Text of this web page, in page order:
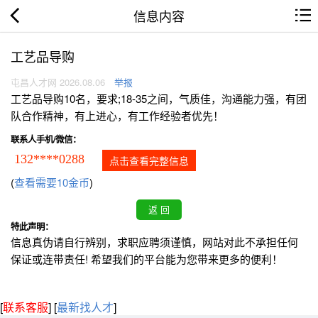
信息内容
工艺品导购
屯昌人才网 2026.08.06 举报
工艺品导购10名，要求;18-35之间，气质佳，沟通能力强，有团
队合作精神，有上进心，有工作经验者优先！
联系人手机/微信：
132****0288 点击查看完整信息
(查看需要10金币)
特此声明：
信息真伪请自行辨别，求职应聘须谨慎，网站对此不承担任何
保证或连带责任! 希望我们的平台能为您带来更多的便利！
[联系客服] [最新找人才]